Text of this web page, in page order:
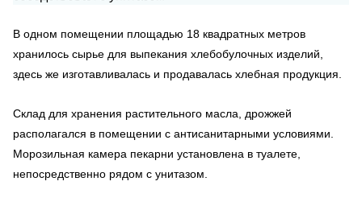
В одном помещении площадью 18 квадратных метров
хранилось сырье для выпекания хлебобулочных изделий,
здесь же изготавливалась и продавалась хлебная продукция.
Склад для хранения растительного масла, дрожжей
располагался в помещении с антисанитарными условиями.
Морозильная камера пекарни установлена в туалете,
непосредственно рядом с унитазом.